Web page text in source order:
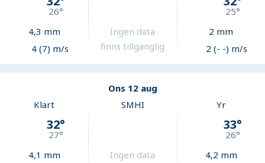
26°
4,3 mm
4 (7) m/s
Ingen data
finns tillgänglig
25°
2 mm
2 (- -) m/s
Ons 12 aug
Klart
32°
27°
4,1 mm
SMHI
Ingen data
Yr
33°
26°
4,2 mm